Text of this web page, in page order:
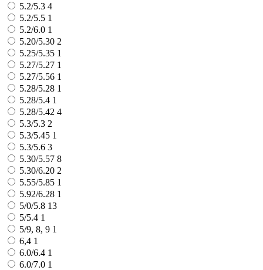
5.2/5.3 4
5.2/5.5 1
5.2/6.0 1
5.20/5.30 2
5.25/5.35 1
5.27/5.27 1
5.27/5.56 1
5.28/5.28 1
5.28/5.4 1
5.28/5.42 4
5.3/5.3 2
5.3/5.45 1
5.3/5.6 3
5.30/5.57 8
5.30/6.20 2
5.55/5.85 1
5.92/6.28 1
5/0/5.8 13
5/5.4 1
5/9, 8, 9 1
6,4 1
6.0/6.4 1
6.0/7.0 1